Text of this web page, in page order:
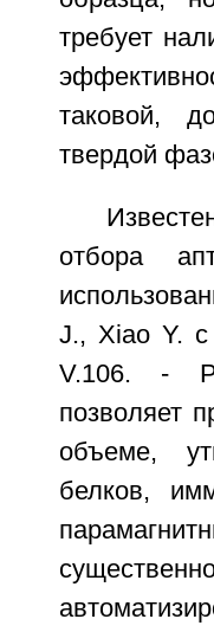
требует
таковой,
твердой
отбора
J., Xiao Y.
V.106. -
позволяет
объеме,
белков,